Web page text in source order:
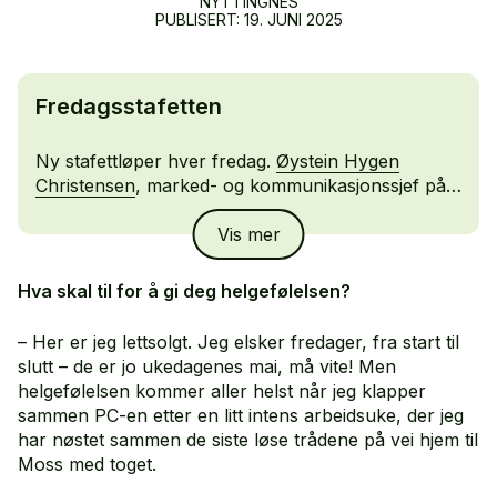
PUBLISERT: 19. JUNI 2025
Fredagsstafetten
Ny stafettløper hver fredag. Øystein Hygen
Christensen, marked- og kommunikasjonssjef på
Nationaltheatret, ga pinnen videre til Siri Guldteig
Larssen, seksjonsleder for Kanaler og innhold i
Statnetts kommunikasjonsavdeling.
Vis mer
Hva skal til for å gi deg helgefølelsen?
– Her er jeg lettsolgt. Jeg elsker fredager, fra start til
slutt – de er jo ukedagenes mai, må vite! Men
helgefølelsen kommer aller helst når jeg klapper
sammen PC-en etter en litt intens arbeidsuke, der jeg
har nøstet sammen de siste løse trådene på vei hjem til
Moss med toget.